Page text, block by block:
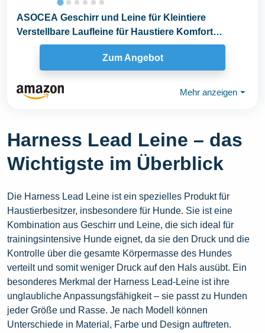
ASOCEA Geschirr und Leine für Kleintiere
Verstellbare Laufleine für Haustiere Komfort
gepolsterte...
Zum Angebot
Mehr anzeigen ⏷
Harness Lead Leine – das
Wichtigste im Überblick
Die Harness Lead Leine ist ein spezielles Produkt für
Haustierbesitzer, insbesondere für Hunde. Sie ist eine
Kombination aus Geschirr und Leine, die sich ideal für
trainingsintensive Hunde eignet, da sie den Druck und die
Kontrolle über die gesamte Körpermasse des Hundes
verteilt und somit weniger Druck auf den Hals ausübt. Ein
besonderes Merkmal der Harness Lead-Leine ist ihre
unglaubliche Anpassungsfähigkeit – sie passt zu Hunden
jeder Größe und Rasse. Je nach Modell können
Unterschiede in Material, Farbe und Design auftreten.